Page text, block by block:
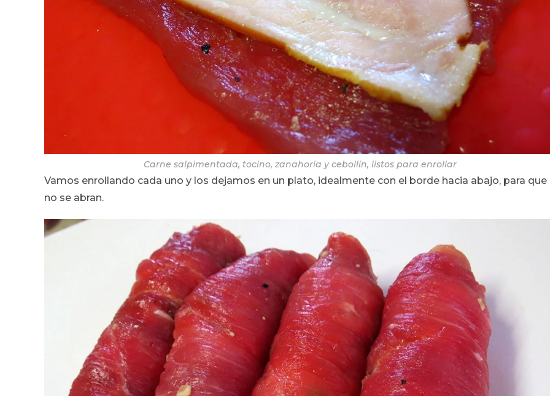
Carne salpimentada, tocino, zanahoria y cebollín, listos para enrollar
Vamos enrollando cada uno y los dejamos en un plato, idealmente con el borde hacia abajo, para que
no se abran.